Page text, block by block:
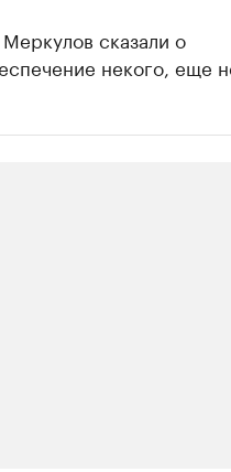
сказали о
некого, еще